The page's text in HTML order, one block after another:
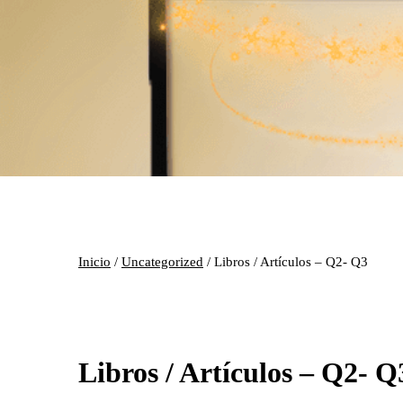
Inicio / Uncategorized / Libros / Artículos – Q2- Q3
Libros / Artículos – Q2-